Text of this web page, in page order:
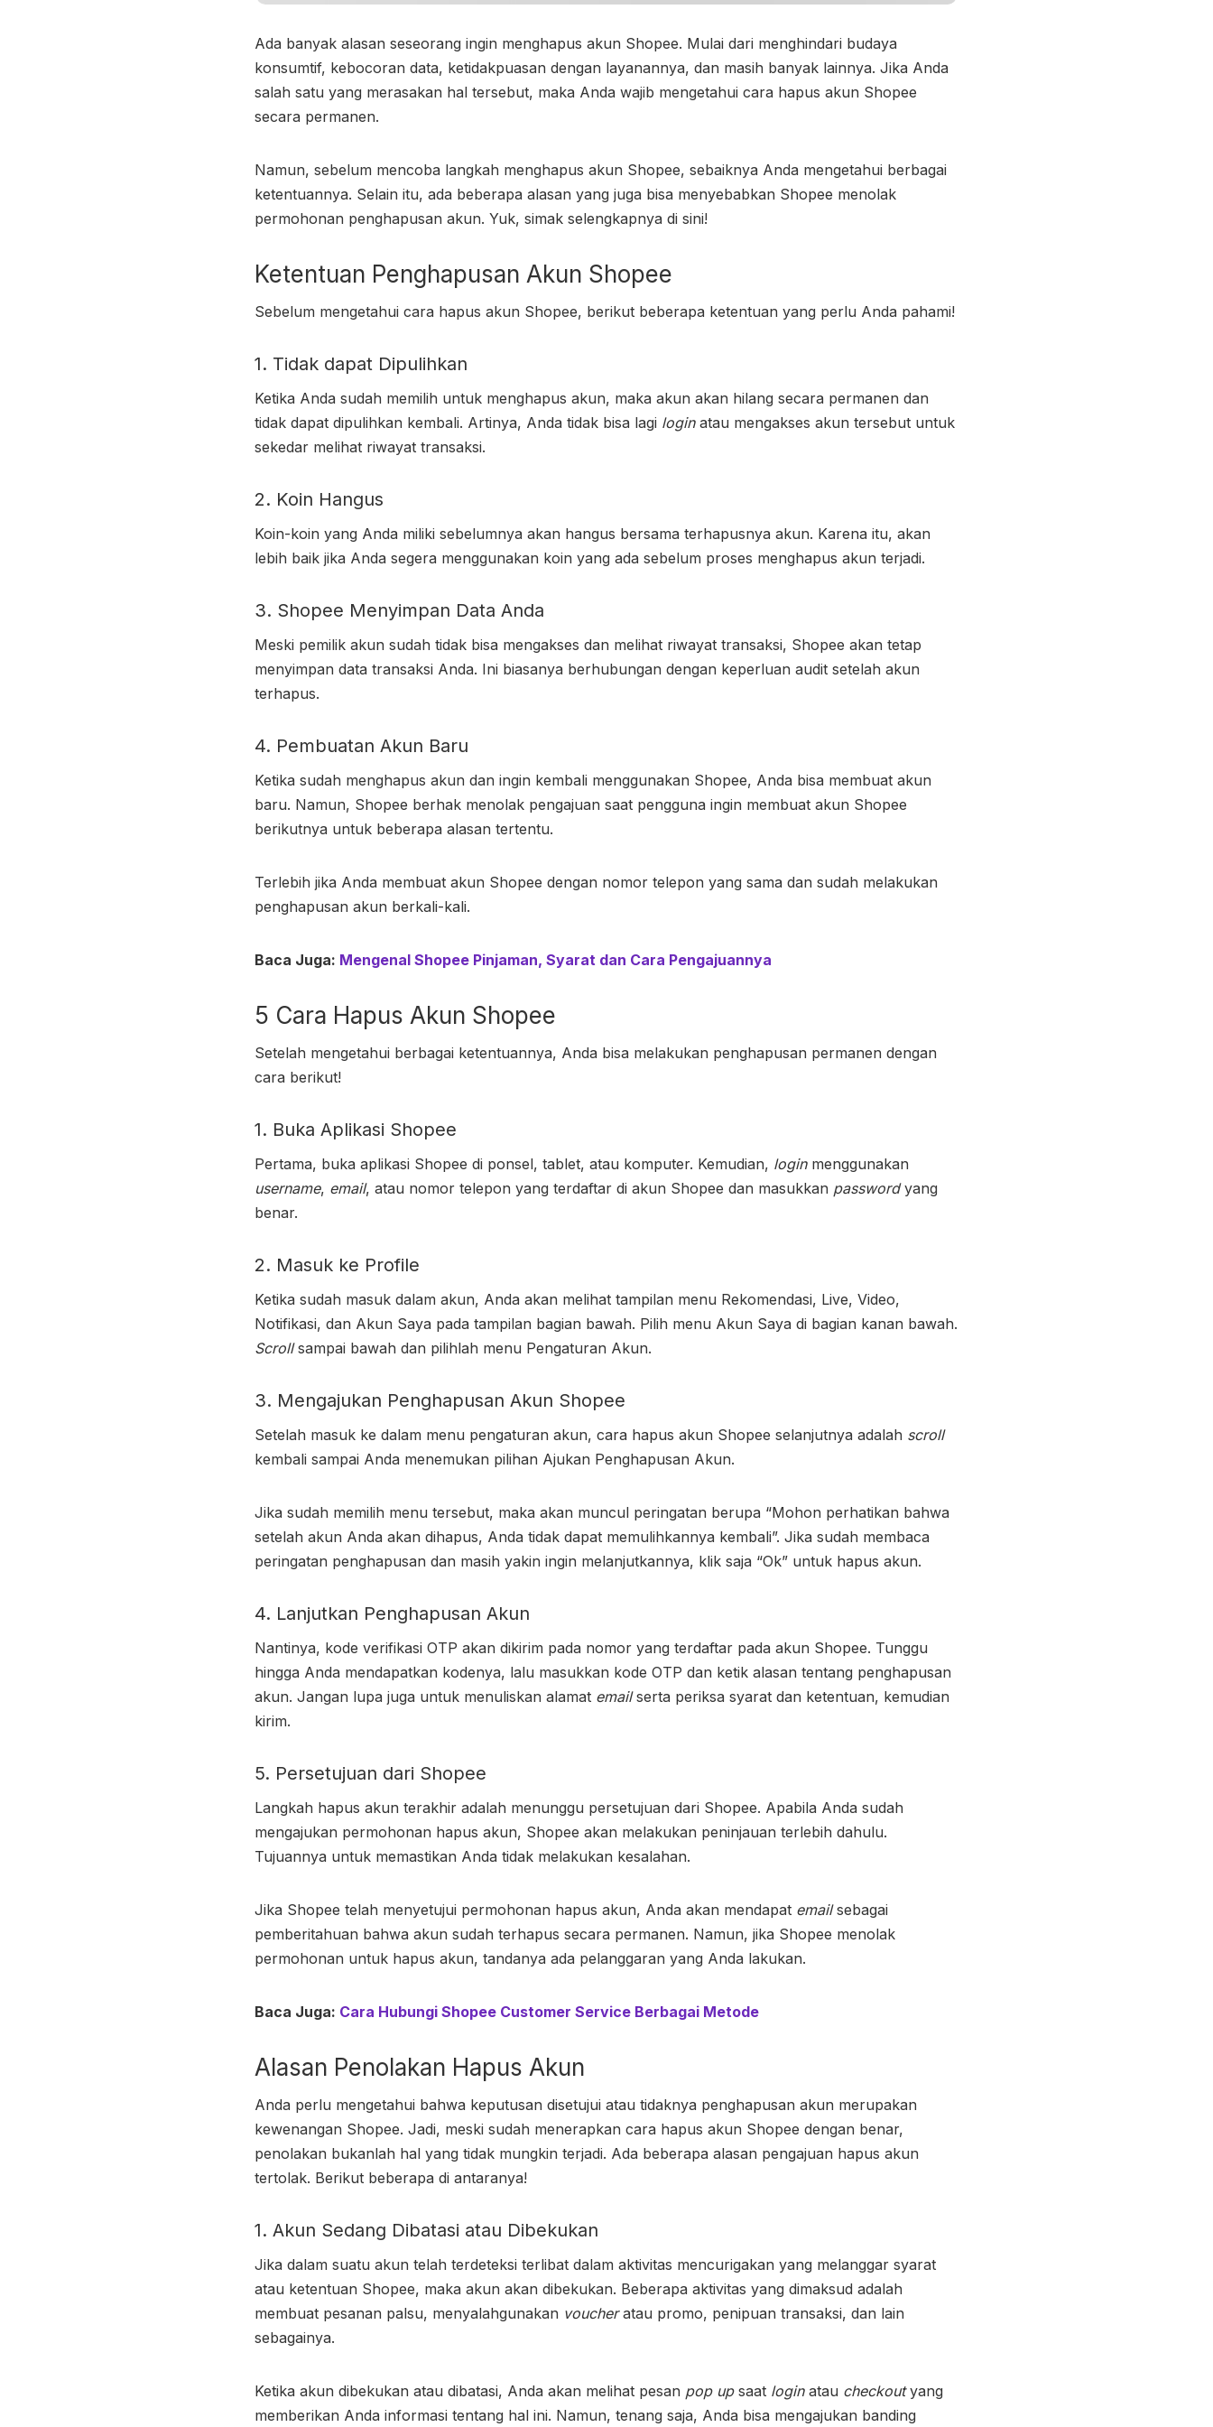
Ada banyak alasan seseorang ingin menghapus akun Shopee. Mulai dari menghindari budaya
konsumtif, kebocoran data, ketidakpuasan dengan layanannya, dan masih banyak lainnya. Jika Anda
salah satu yang merasakan hal tersebut, maka Anda wajib mengetahui cara hapus akun Shopee
secara permanen.
Namun, sebelum mencoba langkah menghapus akun Shopee, sebaiknya Anda mengetahui berbagai
ketentuannya. Selain itu, ada beberapa alasan yang juga bisa menyebabkan Shopee menolak
permohonan penghapusan akun. Yuk, simak selengkapnya di sini!
Ketentuan Penghapusan Akun Shopee
Sebelum mengetahui cara hapus akun Shopee, berikut beberapa ketentuan yang perlu Anda pahami!
1. Tidak dapat Dipulihkan
Ketika Anda sudah memilih untuk menghapus akun, maka akun akan hilang secara permanen dan
tidak dapat dipulihkan kembali. Artinya, Anda tidak bisa lagi loginatau mengakses akun tersebut untuk
sekedar melihat riwayat transaksi.
2. Koin Hangus
Koin-koin yang Anda miliki sebelumnya akan hangus bersama terhapusnya akun. Karena itu, akan
lebih baik jika Anda segera menggunakan koin yang ada sebelum proses menghapus akun terjadi.
3. Shopee Menyimpan Data Anda
Meski pemilik akun sudah tidak bisa mengakses dan melihat riwayat transaksi, Shopee akan tetap
menyimpan data transaksi Anda. Ini biasanya berhubungan dengan keperluan audit setelah akun
terhapus.
4. Pembuatan Akun Baru
Ketika sudah menghapus akun dan ingin kembali menggunakan Shopee, Anda bisa membuat akun
baru. Namun, Shopee berhak menolak pengajuan saat pengguna ingin membuat akun Shopee
berikutnya untuk beberapa alasan tertentu.
Terlebih jika Anda membuat akun Shopee dengan nomor telepon yang sama dan sudah melakukan
penghapusan akun berkali-kali.
Baca Juga: Mengenal Shopee Pinjaman, Syarat dan Cara Pengajuannya
5 Cara Hapus Akun Shopee
Setelah mengetahui berbagai ketentuannya, Anda bisa melakukan penghapusan permanen dengan
cara berikut!
1. Buka Aplikasi Shopee
Pertama, buka aplikasi Shopee di ponsel, tablet, atau komputer. Kemudian, loginmenggunakan
username, email, atau nomor telepon yang terdaftar di akun Shopee dan masukkan passwordyang
benar.
2. Masuk ke Profile
Ketika sudah masuk dalam akun, Anda akan melihat tampilan menu Rekomendasi, Live, Video,
Notifikasi, dan Akun Saya pada tampilan bagian bawah. Pilih menu Akun Saya di bagian kanan bawah.
Scrollsampai bawah dan pilihlah menu Pengaturan Akun.
3. Mengajukan Penghapusan Akun Shopee
Setelah masuk ke dalam menu pengaturan akun, cara hapus akun Shopee selanjutnya adalah scroll
kembali sampai Anda menemukan pilihan Ajukan Penghapusan Akun.
Jika sudah memilih menu tersebut, maka akan muncul peringatan berupa “Mohon perhatikan bahwa
setelah akun Anda akan dihapus, Anda tidak dapat memulihkannya kembali”. Jika sudah membaca
peringatan penghapusan dan masih yakin ingin melanjutkannya, klik saja “Ok” untuk hapus akun.
4. Lanjutkan Penghapusan Akun
Nantinya, kode verifikasi OTP akan dikirim pada nomor yang terdaftar pada akun Shopee. Tunggu
hingga Anda mendapatkan kodenya, lalu masukkan kode OTP dan ketik alasan tentang penghapusan
akun. Jangan lupa juga untuk menuliskan alamat emailserta periksa syarat dan ketentuan, kemudian
kirim.
5. Persetujuan dari Shopee
Langkah hapus akun terakhir adalah menunggu persetujuan dari Shopee. Apabila Anda sudah
mengajukan permohonan hapus akun, Shopee akan melakukan peninjauan terlebih dahulu.
Tujuannya untuk memastikan Anda tidak melakukan kesalahan.
Jika Shopee telah menyetujui permohonan hapus akun, Anda akan mendapat emailsebagai
pemberitahuan bahwa akun sudah terhapus secara permanen. Namun, jika Shopee menolak
permohonan untuk hapus akun, tandanya ada pelanggaran yang Anda lakukan.
Baca Juga: Cara Hubungi Shopee Customer Service Berbagai Metode
Alasan Penolakan Hapus Akun
Anda perlu mengetahui bahwa keputusan disetujui atau tidaknya penghapusan akun merupakan
kewenangan Shopee. Jadi, meski sudah menerapkan cara hapus akun Shopee dengan benar,
penolakan bukanlah hal yang tidak mungkin terjadi. Ada beberapa alasan pengajuan hapus akun
tertolak. Berikut beberapa di antaranya!
1. Akun Sedang Dibatasi atau Dibekukan
Jika dalam suatu akun telah terdeteksi terlibat dalam aktivitas mencurigakan yang melanggar syarat
atau ketentuan Shopee, maka akun akan dibekukan. Beberapa aktivitas yang dimaksud adalah
membuat pesanan palsu, menyalahgunakan voucheratau promo, penipuan transaksi, dan lain
sebagainya.
Ketika akun dibekukan atau dibatasi, Anda akan melihat pesan pop upsaat loginatau checkoutyang
memberikan Anda informasi tentang hal ini. Namun, tenang saja, Anda bisa mengajukan banding